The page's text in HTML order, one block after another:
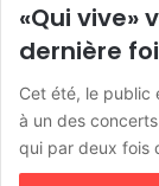
«Qui vive»
dernière
Cet été, le public
à un des
qui par deux fois